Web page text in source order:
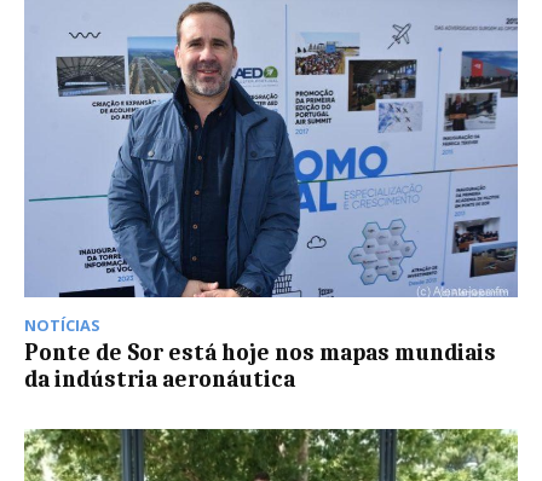
NOTÍCIAS
Ponte de Sor está hoje nos mapas mundiais
da indústria aeronáutica